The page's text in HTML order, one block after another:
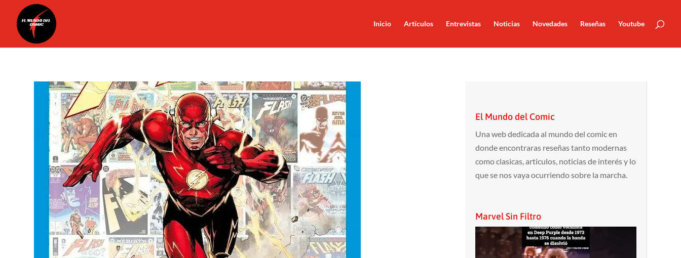
Inicio Artículos Entrevistas Noticias Novedades Reseñas Youtube
El Mundo del Comic
Una web dedicada al mundo del comic en
donde encontraras reseñas tanto modernas
como clasicas, articulos, noticias de interés y lo
que se nos vaya ocurriendo sobre la marcha.
Marvel Sin Filtro